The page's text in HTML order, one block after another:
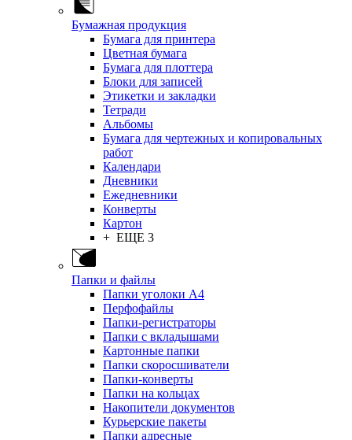
Бумажная продукция
Бумага для принтера
Цветная бумага
Бумага для плоттера
Блоки для записей
Этикетки и закладки
Тетради
Альбомы
Бумага для чертежных и копировальных
работ
Календари
Дневники
Ежедневники
Конверты
Картон
+ ЕЩЕ 3
Папки и файлы
Папки уголоки А4
Перфофайлы
Папки-регистраторы
Папки с вкладышами
Картонные папки
Папки скоросшиватели
Папки-конверты
Папки на кольцах
Накопители документов
Курьерские пакеты
Папки адресные